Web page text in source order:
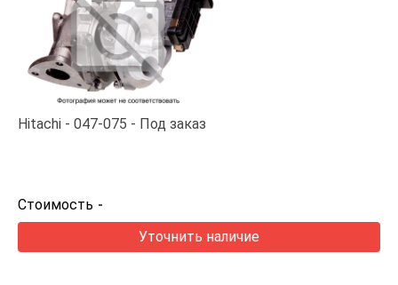
Hitachi 047-075 Под заказ
Стоимость -
Уточнить наличие